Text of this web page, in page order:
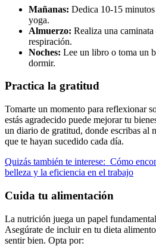
Mañanas: Dedica 10-15
yoga.
Almuerzo: Realiza una
respiración.
Noches: Lee un libro o toma un
dormir.
Practica la gratitud
Tomarte un momento para reflexionar
estás agradecido puede mejorar tu
un diario de gratitud, donde escribas al
que te hayan sucedido cada día.
Quizás también te interese: Cómo
belleza y la eficiencia en el trabajo
Cuida tu alimentación
La nutrición juega un papel
Asegúrate de incluir en tu dieta
sentir bien. Opta por: